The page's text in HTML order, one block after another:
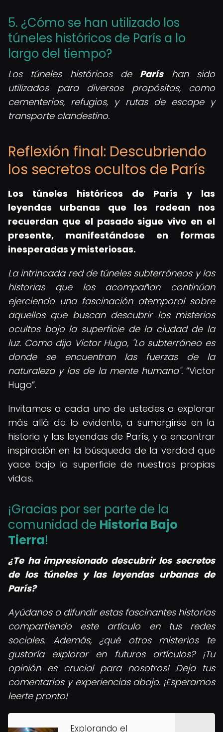
5. ¿Cómo se han utilizado los
túneles históricos de París a lo
largo del tiempo?
Los túneles históricos de Paríshan sido
utilizados para diversos propósitos, como
cementerios, refugios, y rutas de escape y
transporte clandestino.
Reflexión final: Descubriendo
los secretos ocultos de París
Los túneles históricos de París y las
leyendas urbanas que los rodean nos
recuerdan que el pasado sigue vivo en el
presente, manifestándose en formas
inesperadas y misteriosas.
La intrincada red de túneles subterráneos y las
historias que los acompañan continúan
ejerciendo una fascinación atemporal sobre
aquellos que buscan descubrir los misterios
ocultos bajo la superficie de la ciudad de la
luz. Como dijo Victor Hugo, "Lo subterráneo es
donde se encuentran las fuerzas de la
naturaleza y las de la mente humana". Victor
Hugo .
Invitamos a cada uno de ustedes a explorar
más allá de lo evidente, a sumergirse en la
historia y las leyendas de París, y a encontrar
inspiración en la búsqueda de la verdad que
yace bajo la superficie de nuestras propias
vidas.
¡Gracias por ser parte de la
comunidad de Historia Bajo
Tierra!
¿Te ha impresionado descubrir los secretos
de los túneles y las leyendas urbanas de
París?
Ayúdanos a difundir estas fascinantes historias
compartiendo este artículo en tus redes
sociales. Además, ¿qué otros misterios te
gustaría explorar en futuros artículos? ¡Tu
opinión es crucial para nosotros! Deja tus
comentarios y experiencias abajo. ¡Esperamos
leerte pronto!
Explorando el